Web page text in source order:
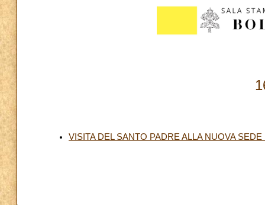
VISITA DEL SANTO PADRE ALLA NUOVA